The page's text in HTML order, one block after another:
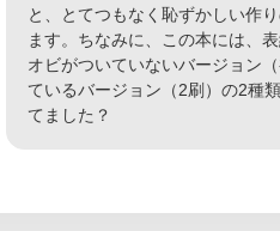
と、とてつもなく恥ずかしい作
ます。ちなみに、この本には、
オビがついていないバージョン
ているバージョン（2刷）の2種
てました？